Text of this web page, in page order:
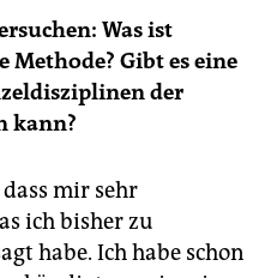
Was ist
Methode? Gibt es eine
der
kann?
mir sehr
ich bisher zu
habe. Ich habe schon